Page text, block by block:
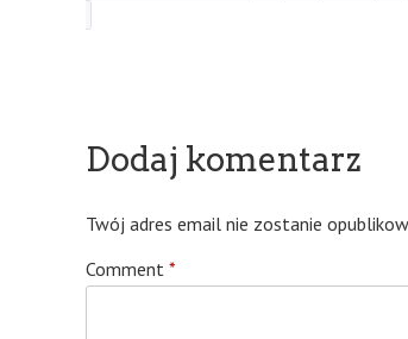
Dodaj komentarz
Twój adres email nie zostanie
Comment *